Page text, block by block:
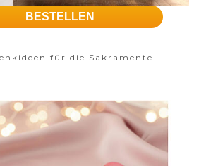
BESTELLEN
für die Sakramente